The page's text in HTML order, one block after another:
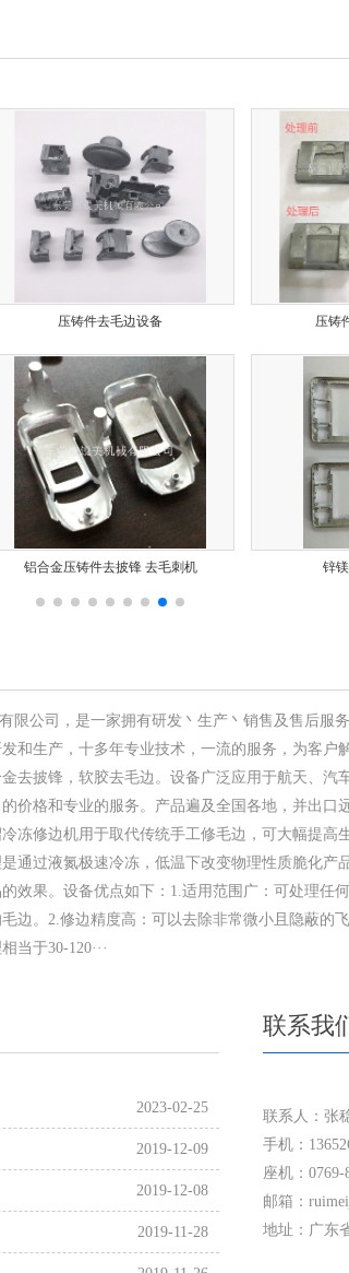
1
压铸件去毛边设备
铝合金压铸件去披锋 去毛刺机
压铸
锌
限公司，是一家拥有研发丶生产丶销售及售后服
和生产，十多年专业技术，一流的服务，为客
去披锋，软胶去毛边。设备广泛应用于航天、
价格和专业的服务。产品遍及全国各地，并出
冻修边机用于取代传统手工修毛边，可大幅提
通过液氮极速冷冻，低温下改变物理性质脆化
效果。设备优点如下：1.适用范围广：可处理任
边。2.修边精度高：可以去除非常微小且隐蔽的
当于30-120···
2023-02-25
2019-12-09
2019-12-08
2019-11-28
联系我
联系人：张
手机：
座机：0769-
邮箱：
地址：广东